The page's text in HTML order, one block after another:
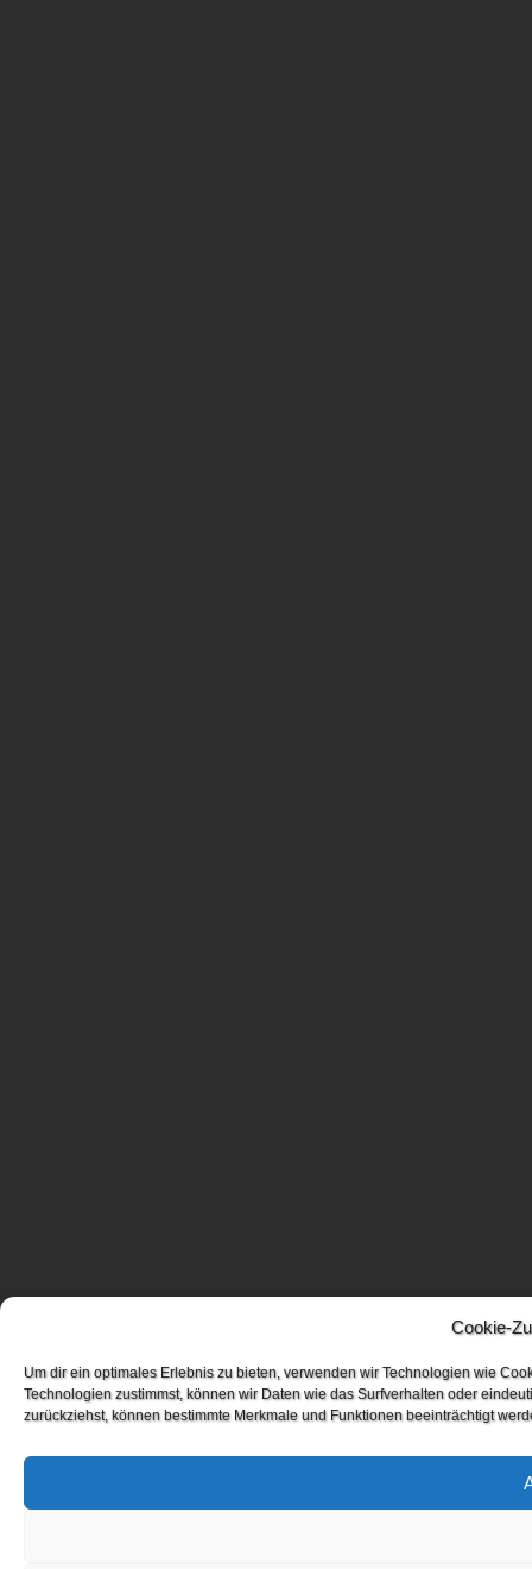
Cookie-
Um dir ein optimales Erlebnis zu bieten, verwenden wir Technologien wie
Technologien zustimmst, können wir Daten wie das Surfverhalten oder
zurückziehst, können bestimmte Merkmale und Funktionen beeinträchtigt